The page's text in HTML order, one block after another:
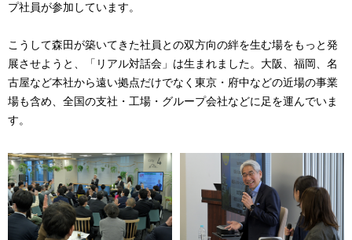
プ社員が参加しています。
こうして森田が築いてきた社員との双方向の絆を生む場をもっと発
展させようと、「リアル対話会」は生まれました。大阪、福岡、名
古屋など本社から遠い拠点だけでなく東京・府中などの近場の事業
場も含め、全国の支社・工場・グループ会社などに足を運んでいま
す。